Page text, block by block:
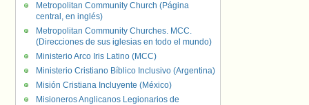
Metropolitan Community Church (Página
central, en inglés)
Metropolitan Community Churches. MCC.
(Direcciones de sus iglesias en todo el mundo)
Ministerio Arco Iris Latino (MCC)
Ministerio Cristiano Bíblico Inclusivo (Argentina)
Misión Cristiana Incluyente (México)
Misioneros Anglicanos Legionarios de